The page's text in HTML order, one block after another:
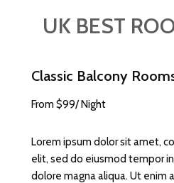
UK BEST
Classic Balcony
From $99/ Night
Lorem ipsum dolor sit amet,
elit, sed do eiusmod tempor
dolore magna aliqua. Ut enim